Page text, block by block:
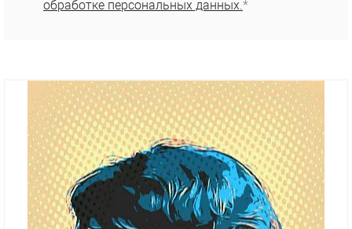
обработке персональных данных.*